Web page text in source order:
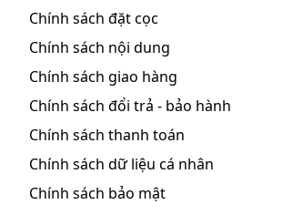
Nếu bạn quên một liều thuốc, hãy
và dùng liều kế tiếp vào thời điểm
Tác dụng phụ có thể gặp:
Khi sử dụng thuốc Vitamin PP
Thường gặp, ADR > 1/100
Tiêu hóa: Buồn nôn.
Ít gặp, 1/1000 < ADR < 1/100
Chính sách đặt cọc
Chính sách nội dung
Chính sách giao hàng
Chính sách đổi trả - bảo hành
Chính sách thanh toán
Chính sách dữ liệu cá nhân
Chính sách bảo mật